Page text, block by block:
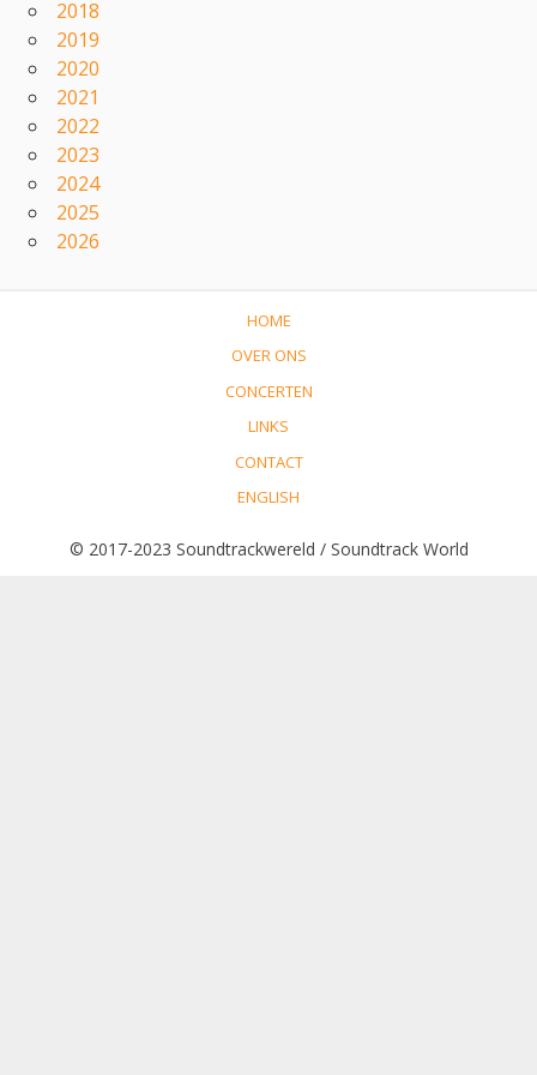
2018
2019
2020
2021
2022
2023
2024
2025
2026
HOME
OVER ONS
CONCERTEN
LINKS
CONTACT
ENGLISH
© 2017-2023 Soundtrackwereld / Soundtrack World